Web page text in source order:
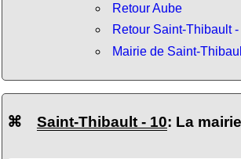
Retour Aube
Retour Saint-Thibault -
Mairie de Saint-
⌘ Saint-Thibault - 10: La mairie